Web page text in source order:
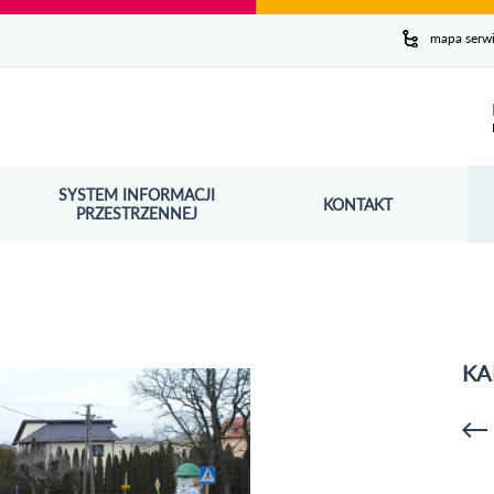
mapa
SYSTEM INFORMACJI
PRZESTRZENNEJ
OTWORZY SIĘ W NOWYM OKNIE KONTAKT